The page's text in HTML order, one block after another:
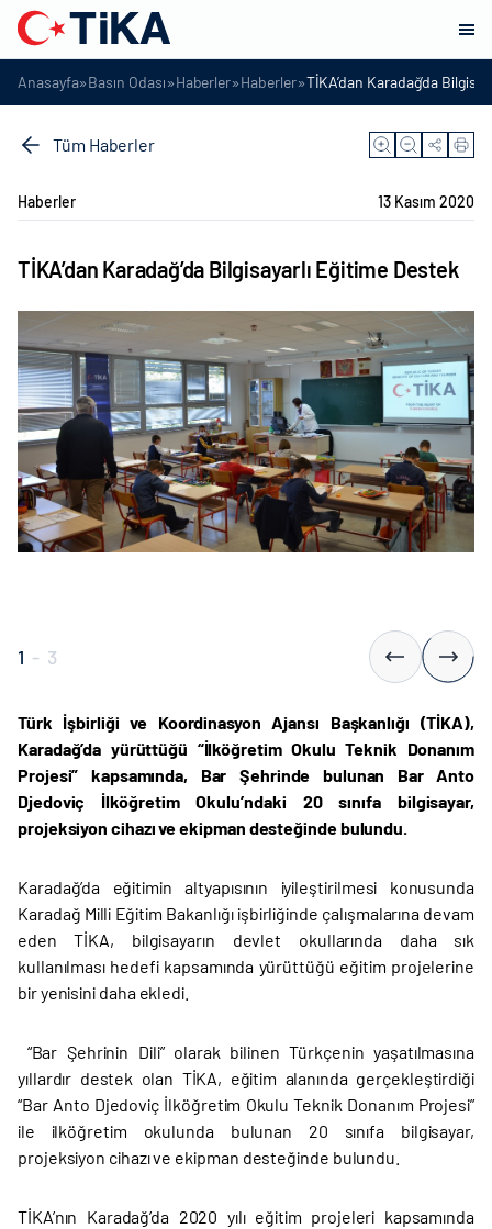
Anasayfa»Basın Odası»Haberler»Haberler»TİKA’dan Karadağ’da
Tüm Haberler
Haberler 13 Kasım 2020
TİKA’dan Karadağ’da Bilgisayarlı Eğitime Destek
1 - 3
Türk İşbirliği ve Koordinasyon Ajansı Başkanlığı (TİKA),
Karadağ’da yürüttüğü “İlköğretim Okulu Teknik Donanım
Projesi” kapsamında, Bar Şehrinde bulunan Bar Anto
Djedoviç İlköğretim Okulu’ndaki 20 sınıfa bilgisayar,
projeksiyon cihazı ve ekipman desteğinde bulundu.
Karadağ’da eğitimin altyapısının iyileştirilmesi konusunda
Karadağ Milli Eğitim Bakanlığı işbirliğinde çalışmalarına devam
eden TİKA, bilgisayarın devlet okullarında daha sık
kullanılması hedefi kapsamında yürüttüğü eğitim projelerine
bir yenisini daha ekledi.
“Bar Şehrinin Dili” olarak bilinen Türkçenin yaşatılmasına
yıllardır destek olan TİKA, eğitim alanında gerçekleştirdiği
“Bar Anto Djedoviç İlköğretim Okulu Teknik Donanım Projesi”
ile ilköğretim okulunda bulunan 20 sınıfa bilgisayar,
projeksiyon cihazı ve ekipman desteğinde bulundu.
TİKA’nın Karadağ’da 2020 yılı eğitim projeleri kapsamında